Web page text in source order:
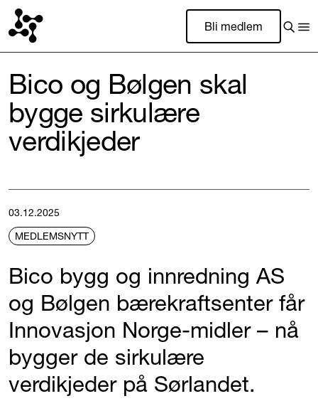
Bli medlem
Bico og Bølgen skal
bygge sirkulære
verdikjeder
03.12.2025
MEDLEMSNYTT
Bico bygg og innredning AS
og Bølgen bærekraftsenter får
Innovasjon Norge-midler – nå
bygger de sirkulære
verdikjeder på Sørlandet.